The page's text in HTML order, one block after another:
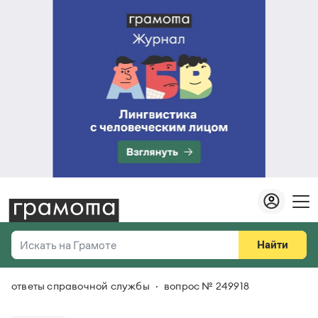
Искать на Грамоте
Справочная служба
Найти
Везде
ответы справочной службы вопрос № 249918